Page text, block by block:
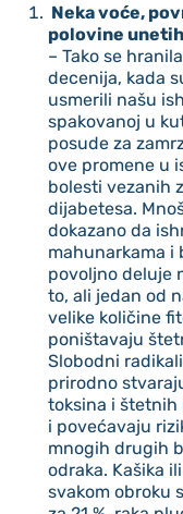
Neka voće,
polovine
– Tako se
decenija, kada
usmerili našu
spakovanoj u
posude za
ove promene u
bolesti vezanih
dijabetesa.
dokazano da
mahunarkama i
povoljno deluje
to, ali jedan od
velike količine
poništavaju
Slobodni
prirodno
toksina i štetnih
i povećavaju
mnogih drugih
odraka. Kašika
svakom obroku